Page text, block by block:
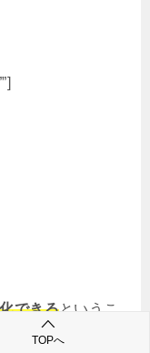
できるというこ
TOPへ